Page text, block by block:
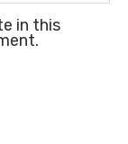
in this